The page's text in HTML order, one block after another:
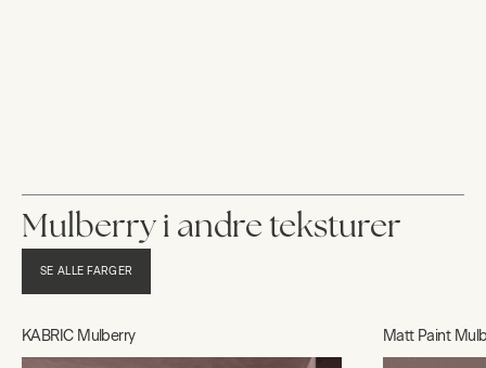
Mulberry i andre teksturer
SE ALLE FARGER
KABRIC Mulberry Matt Paint